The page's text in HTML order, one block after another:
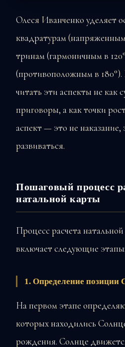
Олеся Иванченко уделяет
квадратурам
тринам (гармоничным в
(противоположным в 180°).
читать эти аспекты не как
приговоры, а как точки
аспект — это не
развиваться.
Пошаговый процесс
натальной карты
Процесс расчета
включает следующие этапы:
1. Определение
На первом этапе
которых находились
рождения. Солнце